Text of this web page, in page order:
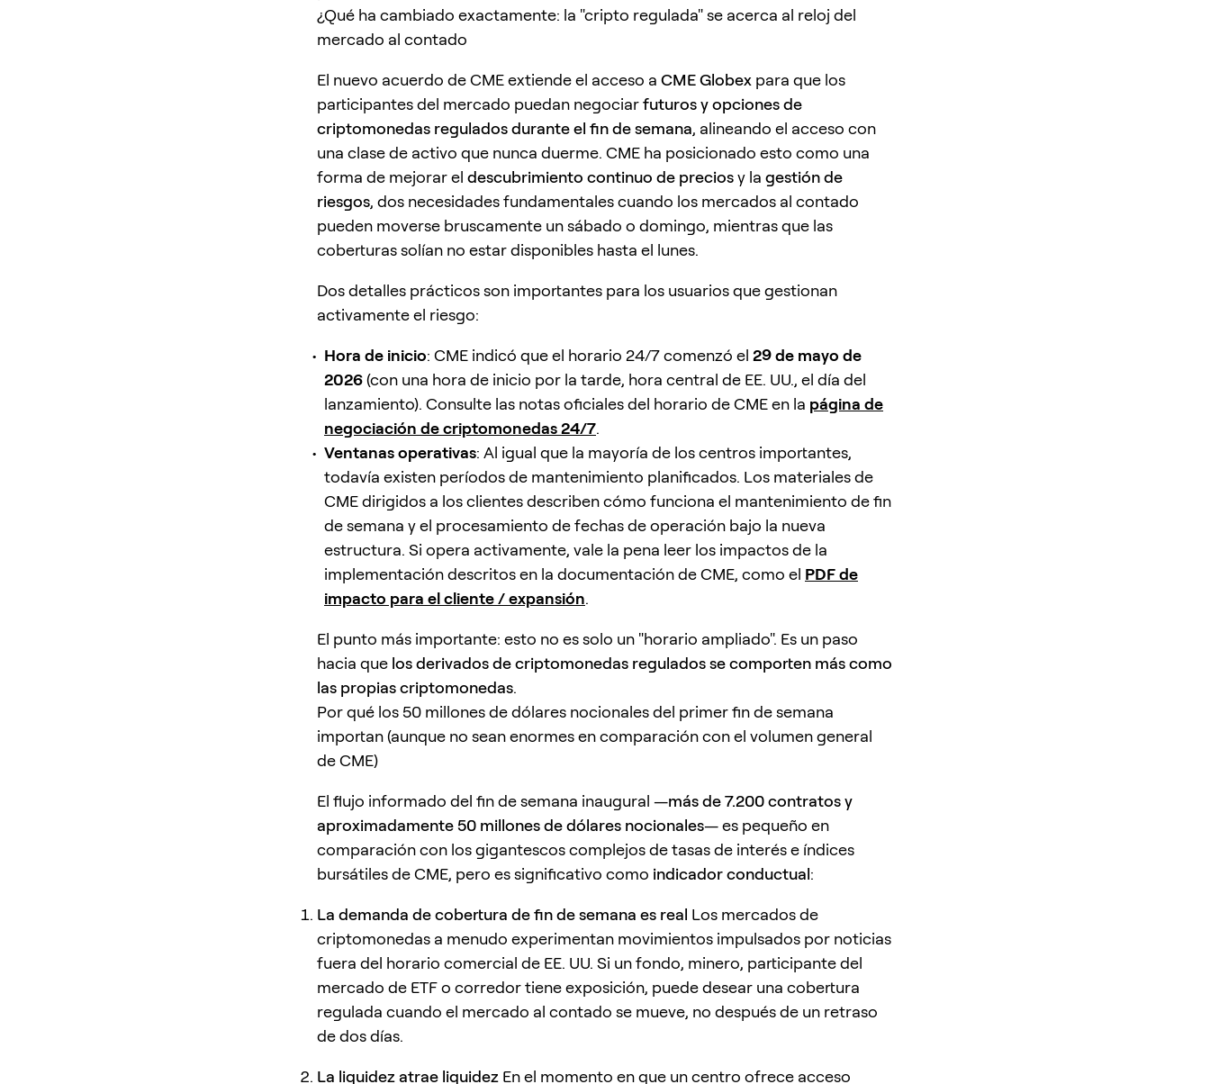
¿Qué ha cambiado exactamente: la "cripto regulada" se acerca al reloj del
mercado al contado
El nuevo acuerdo de CME extiende el acceso a CME Globex para que los
participantes del mercado puedan negociarfuturos y opciones de
criptomonedas regulados durante el fin de semana, alineando el acceso con
una clase de activo que nunca duerme. CME ha posicionado esto como una
forma de mejorar el descubrimiento continuo de preciosy la gestión de
riesgos, dos necesidades fundamentales cuando los mercados al contado
pueden moverse bruscamente un sábado o domingo, mientras que las
coberturas solían no estar disponibles hasta el lunes.
Dos detalles prácticos son importantes para los usuarios que gestionan
activamente el riesgo:
Hora de inicio: CME indicó que el horario 24/7 comenzó el 29 de mayo de
2026(con una hora de inicio por la tarde, hora central de EE. UU., el día del
lanzamiento). Consulte las notas oficiales del horario de CME en la página de
negociación de criptomonedas 24/7.
Ventanas operativas: Al igual que la mayoría de los centros importantes,
todavía existen períodos de mantenimiento planificados. Los materiales de
CME dirigidos a los clientes describen cómo funciona el mantenimiento de fin
de semana y el procesamiento de fechas de operación bajo la nueva
estructura. Si opera activamente, vale la pena leer los impactos de la
implementación descritos en la documentación de CME, como el PDF de
impacto para el cliente / expansión.
El punto más importante: esto no es solo un "horario ampliado". Es un paso
hacia que los derivados de criptomonedas regulados se comporten más como
las propias criptomonedas.
Por qué los 50 millones de dólares nocionales del primer fin de semana
importan (aunque no sean enormes en comparación con el volumen general
de CME)
El flujo informado del fin de semana inaugural —más de 7.200 contratos y
aproximadamente 50 millones de dólares nocionales— es pequeño en
comparación con los gigantescos complejos de tasas de interés e índices
bursátiles de CME, pero es significativo como indicador conductual:
La demanda de cobertura de fin de semana es real Los mercados de
criptomonedas a menudo experimentan movimientos impulsados por noticias
fuera del horario comercial de EE. UU. Si un fondo, minero, participante del
mercado de ETF o corredor tiene exposición, puede desear una cobertura
regulada cuando el mercado al contado se mueve, no después de un retraso
de dos días.
La liquidez atrae liquidez En el momento en que un centro ofrece acceso